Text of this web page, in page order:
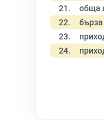
21. обща
22.
23.
24.